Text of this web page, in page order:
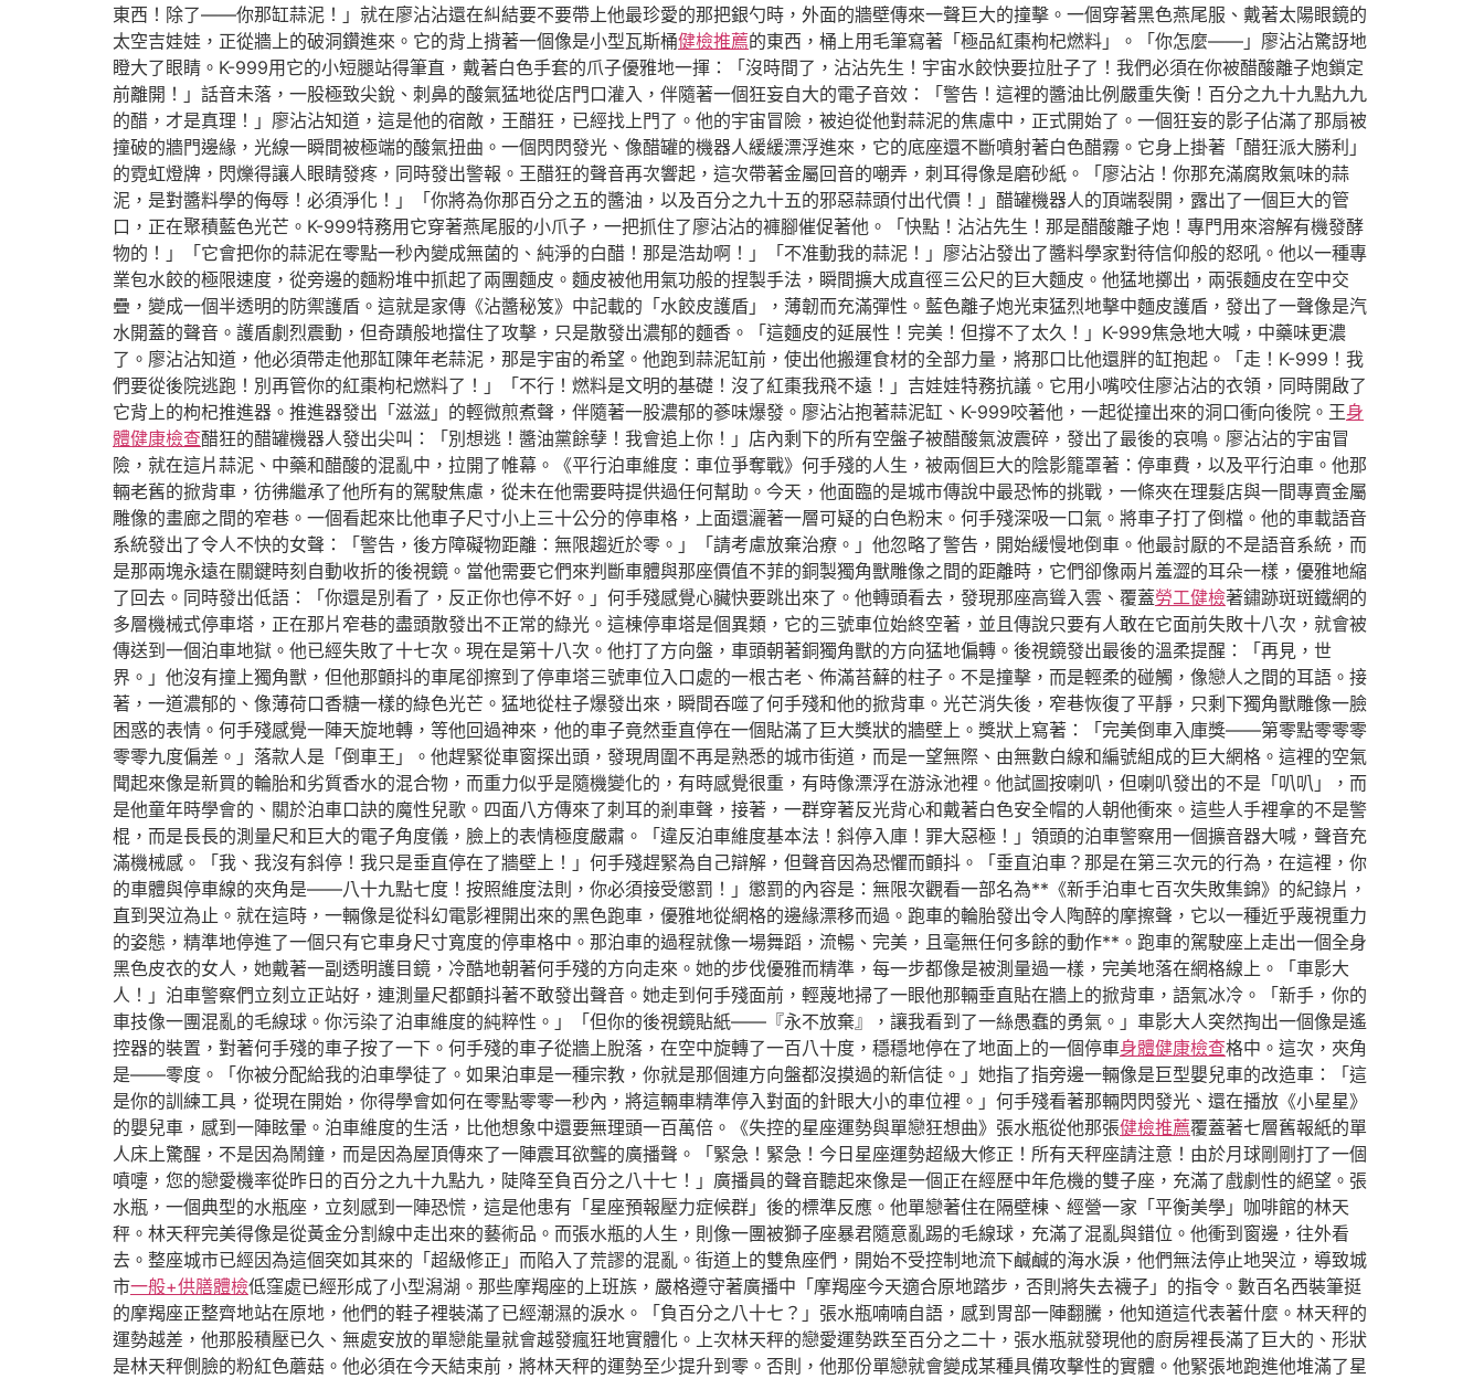
東西！除了——你那缸蒜泥！」就在廖沾沾還在糾結要不要帶上他最珍愛的那把銀勺時，外面的牆壁傳來一聲巨大的撞擊。一個穿著黑色燕尾服、戴著太陽眼鏡的
太空吉娃娃，正從牆上的破洞鑽進來。它的背上揹著一個像是小型瓦斯桶健檢推薦的東西，桶上用毛筆寫著「極品紅棗枸杞燃料」。「你怎麼——」廖沾沾驚訝地
瞪大了眼睛。K-999用它的小短腿站得筆直，戴著白色手套的爪子優雅地一揮：「沒時間了，沾沾先生！宇宙水餃快要拉肚子了！我們必須在你被醋酸離子炮鎖定
前離開！」話音未落，一股極致尖銳、刺鼻的酸氣猛地從店門口灌入，伴隨著一個狂妄自大的電子音效：「警告！這裡的醬油比例嚴重失衡！百分之九十九點九九
的醋，才是真理！」廖沾沾知道，這是他的宿敵，王醋狂，已經找上門了。他的宇宙冒險，被迫從他對蒜泥的焦慮中，正式開始了。一個狂妄的影子佔滿了那扇被
撞破的牆門邊緣，光線一瞬間被極端的酸氣扭曲。一個閃閃發光、像醋罐的機器人緩緩漂浮進來，它的底座還不斷噴射著白色醋霧。它身上掛著「醋狂派大勝利」
的霓虹燈牌，閃爍得讓人眼睛發疼，同時發出警報。王醋狂的聲音再次響起，這次帶著金屬回音的嘲弄，刺耳得像是磨砂紙。「廖沾沾！你那充滿腐敗氣味的蒜
泥，是對醬料學的侮辱！必須淨化！」「你將為你那百分之五的醬油，以及百分之九十五的邪惡蒜頭付出代價！」醋罐機器人的頂端裂開，露出了一個巨大的管
口，正在聚積藍色光芒。K-999特務用它穿著燕尾服的小爪子，一把抓住了廖沾沾的褲腳催促著他。「快點！沾沾先生！那是醋酸離子炮！專門用來溶解有機發酵
物的！」「它會把你的蒜泥在零點一秒內變成無菌的、純淨的白醋！那是浩劫啊！」「不准動我的蒜泥！」廖沾沾發出了醬料學家對待信仰般的怒吼。他以一種專
業包水餃的極限速度，從旁邊的麵粉堆中抓起了兩團麵皮。麵皮被他用氣功般的捏製手法，瞬間擴大成直徑三公尺的巨大麵皮。他猛地擲出，兩張麵皮在空中交
疊，變成一個半透明的防禦護盾。這就是家傳《沾醬秘笈》中記載的「水餃皮護盾」，薄韌而充滿彈性。藍色離子炮光束猛烈地擊中麵皮護盾，發出了一聲像是汽
水開蓋的聲音。護盾劇烈震動，但奇蹟般地擋住了攻擊，只是散發出濃郁的麵香。「這麵皮的延展性！完美！但撐不了太久！」K-999焦急地大喊，中藥味更濃
了。廖沾沾知道，他必須帶走他那缸陳年老蒜泥，那是宇宙的希望。他跑到蒜泥缸前，使出他搬運食材的全部力量，將那口比他還胖的缸抱起。「走！K-999！我
們要從後院逃跑！別再管你的紅棗枸杞燃料了！」「不行！燃料是文明的基礎！沒了紅棗我飛不遠！」吉娃娃特務抗議。它用小嘴咬住廖沾沾的衣領，同時開啟了
它背上的枸杞推進器。推進器發出「滋滋」的輕微煎煮聲，伴隨著一股濃郁的蔘味爆發。廖沾沾抱著蒜泥缸、K-999咬著他，一起從撞出來的洞口衝向後院。王身
體健康檢查醋狂的醋罐機器人發出尖叫：「別想逃！醬油黨餘孽！我會追上你！」店內剩下的所有空盤子被醋酸氣波震碎，發出了最後的哀鳴。廖沾沾的宇宙冒
險，就在這片蒜泥、中藥和醋酸的混亂中，拉開了帷幕。《平行泊車維度：車位爭奪戰》何手殘的人生，被兩個巨大的陰影籠罩著：停車費，以及平行泊車。他那
輛老舊的掀背車，彷彿繼承了他所有的駕駛焦慮，從未在他需要時提供過任何幫助。今天，他面臨的是城市傳說中最恐怖的挑戰，一條夾在理髮店與一間專賣金屬
雕像的畫廊之間的窄巷。一個看起來比他車子尺寸小上三十公分的停車格，上面還灑著一層可疑的白色粉末。何手殘深吸一口氣。將車子打了倒檔。他的車載語音
系統發出了令人不快的女聲：「警告，後方障礙物距離：無限趨近於零。」「請考慮放棄治療。」他忽略了警告，開始緩慢地倒車。他最討厭的不是語音系統，而
是那兩塊永遠在關鍵時刻自動收折的後視鏡。當他需要它們來判斷車體與那座價值不菲的銅製獨角獸雕像之間的距離時，它們卻像兩片羞澀的耳朵一樣，優雅地縮
了回去。同時發出低語：「你還是別看了，反正你也停不好。」何手殘感覺心臟快要跳出來了。他轉頭看去，發現那座高聳入雲、覆蓋勞工健檢著鏽跡斑斑鐵網的
多層機械式停車塔，正在那片窄巷的盡頭散發出不正常的綠光。這棟停車塔是個異類，它的三號車位始終空著，並且傳說只要有人敢在它面前失敗十八次，就會被
傳送到一個泊車地獄。他已經失敗了十七次。現在是第十八次。他打了方向盤，車頭朝著銅獨角獸的方向猛地偏轉。後視鏡發出最後的溫柔提醒：「再見，世
界。」他沒有撞上獨角獸，但他那顫抖的車尾卻擦到了停車塔三號車位入口處的一根古老、佈滿苔蘚的柱子。不是撞擊，而是輕柔的碰觸，像戀人之間的耳語。接
著，一道濃郁的、像薄荷口香糖一樣的綠色光芒。猛地從柱子爆發出來，瞬間吞噬了何手殘和他的掀背車。光芒消失後，窄巷恢復了平靜，只剩下獨角獸雕像一臉
困惑的表情。何手殘感覺一陣天旋地轉，等他回過神來，他的車子竟然垂直停在一個貼滿了巨大獎狀的牆壁上。獎狀上寫著：「完美倒車入庫獎——第零點零零零
零零九度偏差。」落款人是「倒車王」。他趕緊從車窗探出頭，發現周圍不再是熟悉的城市街道，而是一望無際、由無數白線和編號組成的巨大網格。這裡的空氣
聞起來像是新買的輪胎和劣質香水的混合物，而重力似乎是隨機變化的，有時感覺很重，有時像漂浮在游泳池裡。他試圖按喇叭，但喇叭發出的不是「叭叭」，而
是他童年時學會的、關於泊車口訣的魔性兒歌。四面八方傳來了刺耳的剎車聲，接著，一群穿著反光背心和戴著白色安全帽的人朝他衝來。這些人手裡拿的不是警
棍，而是長長的測量尺和巨大的電子角度儀，臉上的表情極度嚴肅。「違反泊車維度基本法！斜停入庫！罪大惡極！」領頭的泊車警察用一個擴音器大喊，聲音充
滿機械感。「我、我沒有斜停！我只是垂直停在了牆壁上！」何手殘趕緊為自己辯解，但聲音因為恐懼而顫抖。「垂直泊車？那是在第三次元的行為，在這裡，你
的車體與停車線的夾角是——八十九點七度！按照維度法則，你必須接受懲罰！」懲罰的內容是：無限次觀看一部名為**《新手泊車七百次失敗集錦》的紀錄片，
直到哭泣為止。就在這時，一輛像是從科幻電影裡開出來的黑色跑車，優雅地從網格的邊緣漂移而過。跑車的輪胎發出令人陶醉的摩擦聲，它以一種近乎蔑視重力
的姿態，精準地停進了一個只有它車身尺寸寬度的停車格中。那泊車的過程就像一場舞蹈，流暢、完美，且毫無任何多餘的動作**。跑車的駕駛座上走出一個全身
黑色皮衣的女人，她戴著一副透明護目鏡，冷酷地朝著何手殘的方向走來。她的步伐優雅而精準，每一步都像是被測量過一樣，完美地落在網格線上。「車影大
人！」泊車警察們立刻立正站好，連測量尺都顫抖著不敢發出聲音。她走到何手殘面前，輕蔑地掃了一眼他那輛垂直貼在牆上的掀背車，語氣冰冷。「新手，你的
車技像一團混亂的毛線球。你污染了泊車維度的純粹性。」「但你的後視鏡貼紙——『永不放棄』，讓我看到了一絲愚蠢的勇氣。」車影大人突然掏出一個像是遙
控器的裝置，對著何手殘的車子按了一下。何手殘的車子從牆上脫落，在空中旋轉了一百八十度，穩穩地停在了地面上的一個停車身體健康檢查格中。這次，夾角
是——零度。「你被分配給我的泊車學徒了。如果泊車是一種宗教，你就是那個連方向盤都沒摸過的新信徒。」她指了指旁邊一輛像是巨型嬰兒車的改造車：「這
是你的訓練工具，從現在開始，你得學會如何在零點零零一秒內，將這輛車精準停入對面的針眼大小的車位裡。」何手殘看著那輛閃閃發光、還在播放《小星星》
的嬰兒車，感到一陣眩暈。泊車維度的生活，比他想象中還要無理頭一百萬倍。《失控的星座運勢與單戀狂想曲》張水瓶從他那張健檢推薦覆蓋著七層舊報紙的單
人床上驚醒，不是因為鬧鐘，而是因為屋頂傳來了一陣震耳欲聾的廣播聲。「緊急！緊急！今日星座運勢超級大修正！所有天秤座請注意！由於月球剛剛打了一個
噴嚏，您的戀愛機率從昨日的百分之九十九點九，陡降至負百分之八十七！」廣播員的聲音聽起來像是一個正在經歷中年危機的雙子座，充滿了戲劇性的絕望。張
水瓶，一個典型的水瓶座，立刻感到一陣恐慌，這是他患有「星座預報壓力症候群」後的標準反應。他單戀著住在隔壁棟、經營一家「平衡美學」咖啡館的林天
秤。林天秤完美得像是從黃金分割線中走出來的藝術品。而張水瓶的人生，則像一團被獅子座暴君隨意亂踢的毛線球，充滿了混亂與錯位。他衝到窗邊，往外看
去。整座城市已經因為這個突如其來的「超級修正」而陷入了荒謬的混亂。街道上的雙魚座們，開始不受控制地流下鹹鹹的海水淚，他們無法停止地哭泣，導致城
市一般+供膳體檢低窪處已經形成了小型潟湖。那些摩羯座的上班族，嚴格遵守著廣播中「摩羯座今天適合原地踏步，否則將失去襪子」的指令。數百名西裝筆挺
的摩羯座正整齊地站在原地，他們的鞋子裡裝滿了已經潮濕的淚水。「負百分之八十七？」張水瓶喃喃自語，感到胃部一陣翻騰，他知道這代表著什麼。林天秤的
運勢越差，他那股積壓已久、無處安放的單戀能量就會越發瘋狂地實體化。上次林天秤的戀愛運勢跌至百分之二十，張水瓶就發現他的廚房裡長滿了巨大的、形狀
是林天秤側臉的粉紅色蘑菇。他必須在今天結束前，將林天秤的運勢至少提升到零。否則，他那份單戀就會變成某種具備攻擊性的實體。他緊張地跑進他堆滿了星